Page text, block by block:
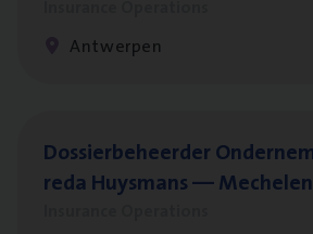
Antwerpen
Dos­sier­be­heer­der
re­da Huys­mans — Mechelen